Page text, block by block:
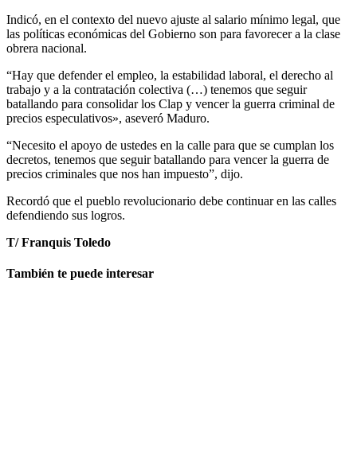
Indicó, en el contexto del nuevo ajuste al salario mínimo legal, que
las políticas económicas del Gobierno son para favorecer a la clase
obrera nacional.
“Hay que defender el empleo, la estabilidad laboral, el derecho al
trabajo y a la contratación colectiva (…) tenemos que seguir
batallando para consolidar los Clap y vencer la guerra criminal de
precios especulativos», aseveró Maduro.
“Necesito el apoyo de ustedes en la calle para que se cumplan los
decretos, tenemos que seguir batallando para vencer la guerra de
precios criminales que nos han impuesto”, dijo.
Recordó que el pueblo revolucionario debe continuar en las calles
defendiendo sus logros.
T/ Franquis Toledo
También te puede interesar